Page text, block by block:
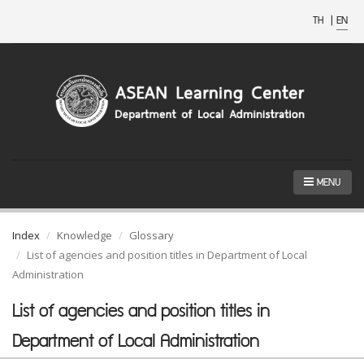
TH | EN
MENU
Index Knowledge
Glossary
List of agencies and position titles in Department of Local
Administration
List of agencies and position titles in
Department of Local Administration